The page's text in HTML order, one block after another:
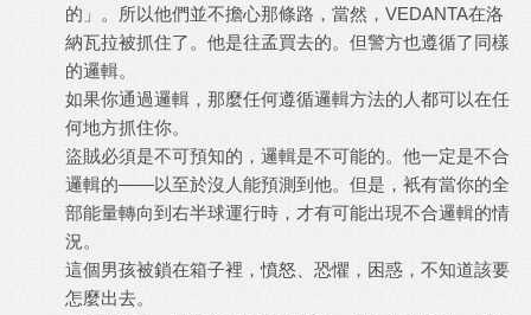
的」。所以他們並不擔心那條路，當然，VEDANTA在洛
納瓦拉被抓住了。他是往孟買去的。但警方也遵循了同樣
的邏輯。
如果你通過邏輯，那麼任何遵循邏輯方法的人都可以在任
何地方抓住你。
盜賊必須是不可預知的，邏輯是不可能的。他一定是不合
邏輯的——以至於沒人能預測到他。但是，衹有當你的全
部能量轉向到右半球運行時，才有可能出現不合邏輯的情
況。
這個男孩被鎖在箱子裡，憤怒、恐懼，困惑，不知道該要
怎麼出去。